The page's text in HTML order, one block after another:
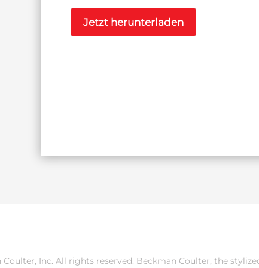
Coulter, Inc. All rights reserved. Beckman Coulter, the